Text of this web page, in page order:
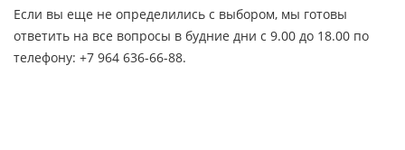
Если вы еще не определились с выбором, мы готовы
ответить на все вопросы в будние дни с 9.00 до 18.00 по
телефону: +7 964 636-66-88.